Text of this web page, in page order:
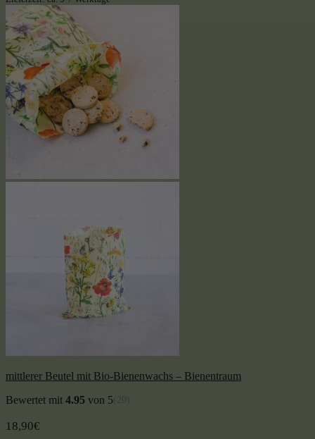
mittlerer Beutel mit Bio-Bienenwachs – Bienentraum
Bewertet mit 4.95 von 5
18,90€